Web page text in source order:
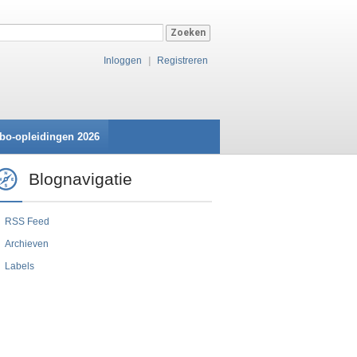
Inloggen Registreren
opleidingen 2026
Blognavigatie
RSS Feed
Archieven
Labels